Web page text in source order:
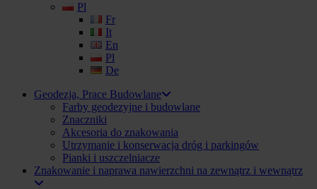
Pl
Fr
It
En
Pl
De
Geodezja, Prace Budowlane
Farby geodezyjne i budowlane
Znaczniki
Akcesoria do znakowania
Utrzymanie i konserwacja dróg i parkingów
Pianki i uszczelniacze
Znakowanie i naprawa nawierzchni na zewnątrz i wewnątrz